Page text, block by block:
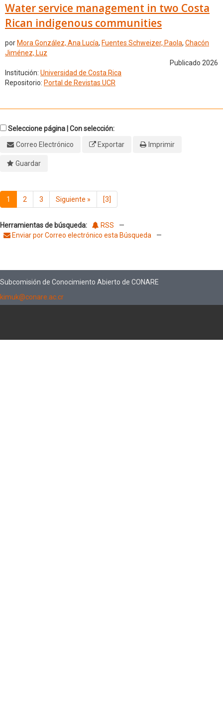
Water service management in two Costa
Rican indigenous communities
por Mora González, Ana Lucía, Fuentes Schweizer, Paola, Chacón
Jiménez, Luz
Publicado 2026
Institución: Universidad de Costa Rica
Repositorio: Portal de Revistas UCR
Seleccione página | Con selección:
Correo Electrónico
Exportar Imprimir
Guardar
1 2 3 Siguiente » [3]
Herramientas de búsqueda: RSS
—
Enviar por Correo electrónico esta Búsqueda
—
Subcomisión de Conocimiento Abierto de CONARE
kimuk@conare.ac.cr